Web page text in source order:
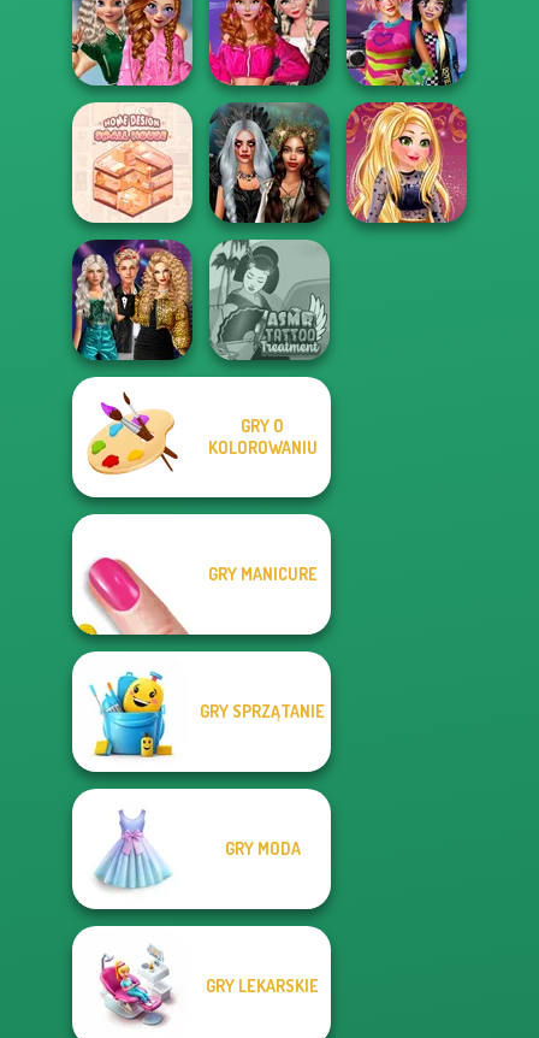
School
Popularity
Challenge
Fashion Wars
Monochrome Vs
Rai...
BFFs Weirdcore
Aesthetic
Home Design:
Small House
Enchanted
Realms
Party Crashers
Ex-Boyfriend
Ed...
ASMR Tattoo
GRY O
KOLOROWANIU
GRY MANICURE
GRY SPRZĄTANIE
GRY MODA
GRY LEKARSKIE